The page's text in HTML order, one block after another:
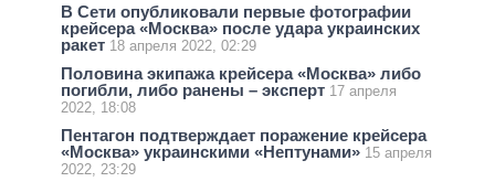
В Сети опубликовали первые фотографии
крейсера «Москва» после удара украинских
ракет 18 апреля 2022, 02:29
Половина экипажа крейсера «Москва» либо
погибли, либо ранены – эксперт 17 апреля
2022, 18:08
Пентагон подтверждает поражение крейсера
«Москва» украинскими «Нептунами» 15 апреля
2022, 23:29